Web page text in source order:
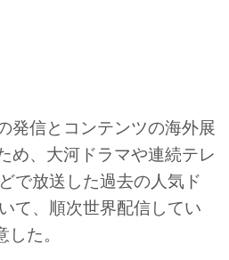
発信とコンテンツの海外展
め、大河ドラマや連続テレ
で放送した過去の人気ド
て、順次世界配信してい
た。